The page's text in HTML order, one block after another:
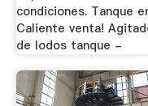
condiciones. Tanque
Caliente venta!
de lodos tanque -